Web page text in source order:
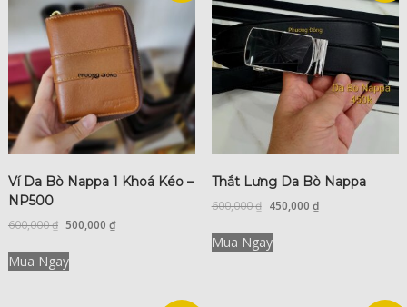
Ví Da Bò Nappa 1 Khoá Kéo –
NP500
600,000₫ 500,000 ₫
Mua Ngay
Thắt Lưng Da Bò Nappa
600,000₫ 450,000 ₫
Mua Ngay